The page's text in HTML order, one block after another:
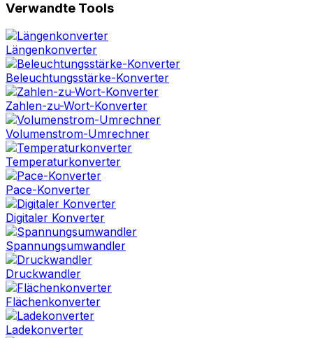
Verwandte Tools
Längenkonverter
Beleuchtungsstärke-Konverter
Zahlen-zu-Wort-Konverter
Volumenstrom-Umrechner
Temperaturkonverter
Pace-Konverter
Digitaler Konverter
Spannungsumwandler
Druckwandler
Flächenkonverter
Ladekonverter